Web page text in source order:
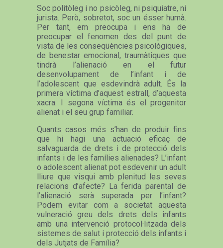
Soc politòleg i no psicòleg, ni psiquiatre, ni
jurista. Però, sobretot, soc un ésser humà.
Per tant, em preocupa i ens ha de
preocupar el fenomen des del punt de
vista de les conseqüències psicològiques,
de benestar emocional, traumàtiques que
tindrà l’alienació en el futur
desenvolupament de l’infant i de
l’adolescent que esdevindrà adult. És la
primera víctima d’aquest estrall, d’aquesta
xacra. I segona víctima és el progenitor
alienat i el seu grup familiar.
Quants casos més s’han de produir fins
que hi hagi una actuació eficaç de
salvaguarda de drets i de protecció dels
infants i de les famílies alienades? L’infant
o adolescent alienat pot esdevenir un adult
lliure que visqui amb plenitud les seves
relacions d’afecte? La ferida parental de
l’alienació serà superada per l’infant?
Podem evitar com a societat aquesta
vulneració greu dels drets dels infants
amb una intervenció protocol·litzada dels
sistemes de salut i protecció dels infants i
dels Jutjats de Família?